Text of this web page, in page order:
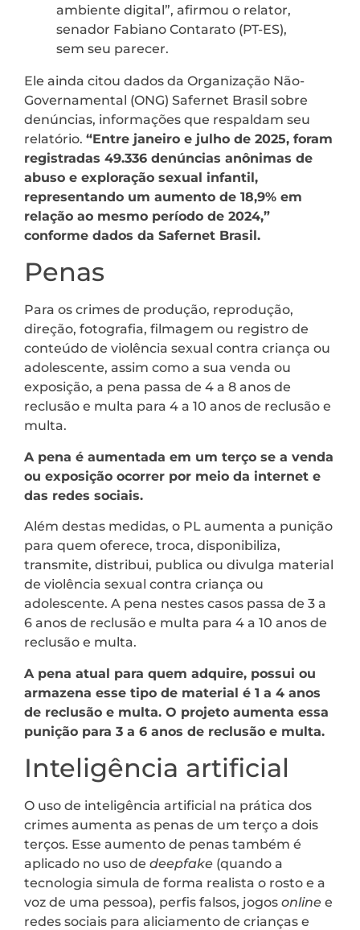
ambiente digital”, afirmou o relator,
senador Fabiano Contarato (PT-ES),
sem seu parecer.
Ele ainda citou dados da Organização Não-
Governamental (ONG) Safernet Brasil sobre
denúncias, informações que respaldam seu
relatório. “Entre janeiro e julho de 2025, foram
registradas 49.336 denúncias anônimas de
abuso e exploração sexual infantil,
representando um aumento de 18,9% em
relação ao mesmo período de 2024,”
conforme dados da Safernet Brasil.
Penas
Para os crimes de produção, reprodução,
direção, fotografia, filmagem ou registro de
conteúdo de violência sexual contra criança ou
adolescente, assim como a sua venda ou
exposição, a pena passa de 4 a 8 anos de
reclusão e multa para 4 a 10 anos de reclusão e
multa.
A pena é aumentada em um terço se a venda
ou exposição ocorrer por meio da internet e
das redes sociais.
Além destas medidas, o PL aumenta a punição
para quem oferece, troca, disponibiliza,
transmite, distribui, publica ou divulga material
de violência sexual contra criança ou
adolescente. A pena nestes casos passa de 3 a
6 anos de reclusão e multa para 4 a 10 anos de
reclusão e multa.
A pena atual para quem adquire, possui ou
armazena esse tipo de material é 1 a 4 anos
de reclusão e multa. O projeto aumenta essa
punição para 3 a 6 anos de reclusão e multa.
Inteligência artificial
O uso de inteligência artificial na prática dos
crimes aumenta as penas de um terço a dois
terços. Esse aumento de penas também é
aplicado no uso de deepfake (quando a
tecnologia simula de forma realista o rosto e a
voz de uma pessoa), perfis falsos, jogos online e
redes sociais para aliciamento de crianças e